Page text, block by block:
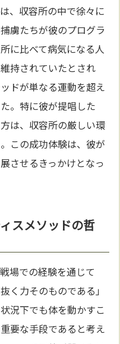
、収容所の中で徐々に
虜たちが彼のプログラ
に比べて病気になる人
持されていたとされ
ドが単なる運動を超え
。特に彼が提唱した
は、収容所の厳しい環
この成功体験は、彼が
させるきっかけとなっ
スメソッドの哲
場での経験を通じて
く力そのものである」
況下でも体を動かすこ
要な手段であると考え